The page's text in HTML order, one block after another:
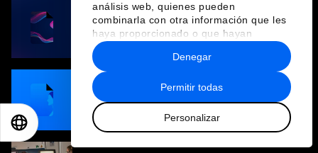
análisis web, quienes pueden
combinarla con otra información que les
haya proporcionado o que hayan
recopilado a partir del uso que haya
hecho de sus servicios.
Permitir todas
Personalizar
Denegar
Strategic Choices in the Age of AI: Shaping
the Future of Life Sciences
CARE for Women: Investing in Care Delivery
to Improve Women’s Lives and Livelihoods